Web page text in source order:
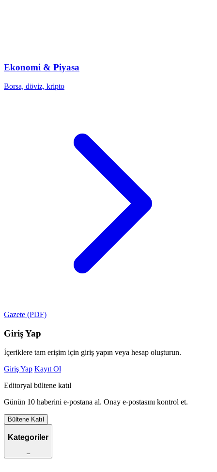
Ekonomi & Piyasa
Borsa, döviz, kripto
Gazete (PDF)
Giriş Yap
İçeriklere tam erişim için giriş yapın veya hesap oluşturun.
Giriş Yap Kayıt Ol
Editoryal bültene katıl
Günün 10 haberini e-postana al. Onay e-postasını kontrol et.
Bültene Katıl
Kategoriler
–